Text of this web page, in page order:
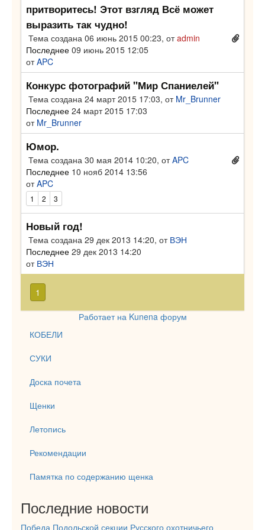
притворитесь! Этот взгляд Всё может
выразить так чудно!
Тема создана 06 июнь 2015 00:23, отadmin
Последнее 09 июнь 2015 12:05
отAPC
Конкурс фотографий "Мир Спаниелей"
Тема создана 24 март 2015 17:03, от Mr_Brunner
Последнее 24 март 2015 17:03
от Mr_Brunner
Юмор.
Тема создана 30 мая 2014 10:20, отAPC
Последнее 10 нояб 2014 13:56
отAPC
1 2 3
Новый год!
Тема создана 29 дек 2013 14:20, от ВЭН
Последнее 29 дек 2013 14:20
от ВЭН
1
Работает на Kunena форум
КОБЕЛИ
СУКИ
Доска почета
Щенки
Летопись
Рекомендации
Памятка по содержанию щенка
Последние новости
Победа Подольской секции Русского охотничьего